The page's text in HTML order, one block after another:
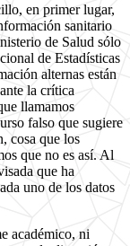
en primer lugar,
sanitario
de Salud sólo
de Estadísticas
alternas están
la crítica
llamamos
falso que sugiere
cosa que los
que no es así. Al
que ha
uno de los datos
académico, ni